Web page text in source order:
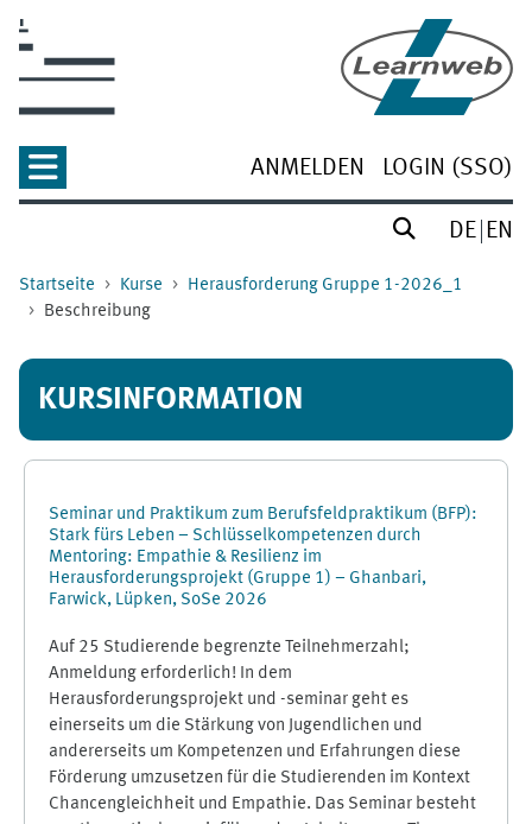
ANMELDEN LOGIN (SSO)
DE EN
Startseite Kurse
Herausforderung Gruppe 1-2026_1
Beschreibung
KURSINFORMATION
Seminar und Praktikum zum Berufsfeldpraktikum (BFP):
Stark fürs Leben – Schlüsselkompetenzen durch
Mentoring: Empathie & Resilienz im
Herausforderungsprojekt (Gruppe 1) – Ghanbari,
Farwick, Lüpken, SoSe 2026
Auf 25 Studierende begrenzte Teilnehmerzahl;
Anmeldung erforderlich! In dem
Herausforderungsprojekt und -seminar geht es
einerseits um die Stärkung von Jugendlichen und
andererseits um Kompetenzen und Erfahrungen diese
Förderung umzusetzen für die Studierenden im Kontext
Chancengleichheit und Empathie. Das Seminar besteht